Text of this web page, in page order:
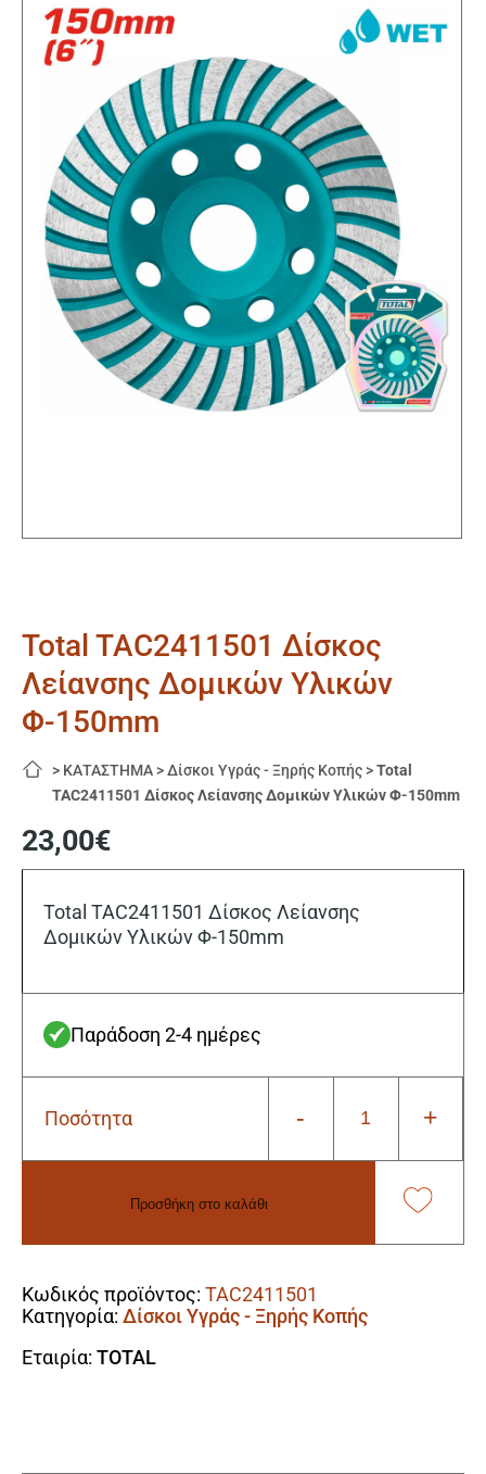
Total TAC2411501 Δίσκος
Λείανσης Δομικών Υλικών
Φ-150mm
> ΚΑΤΑΣΤΗΜΑ >Δίσκοι Υγράς - Ξηρής Κοπής >Total
TAC2411501 Δίσκος Λείανσης Δομικών Υλικών Φ-150mm
23,00€
Total TAC2411501 Δίσκος Λείανσης
Δομικών Υλικών Φ-150mm
Παράδοση 2-4 ημέρες
Ποσότητα -
Total
ποσότητα
+
Προσθήκη στο καλάθι
Κωδικός προϊόντος: TAC2411501
Κατηγορία: Δίσκοι Υγράς - Ξηρής Κοπής
Εταιρία: TOTAL